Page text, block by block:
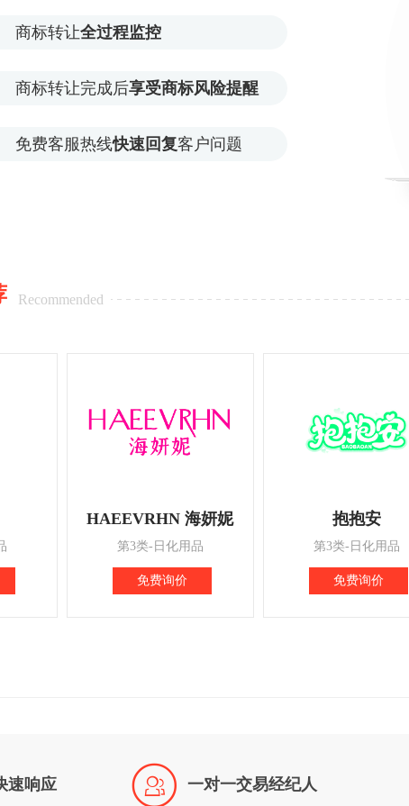
商标转让全过程监控
商标转让完成后享受商标风险提醒
免费客服热线快速回复客户问题
Recommended
HAEEVRHN 海妍妮
第3类-日化用品
免费询价
抱抱安
第3类-日化用品
免费询价
速响应  一对一交易经纪人